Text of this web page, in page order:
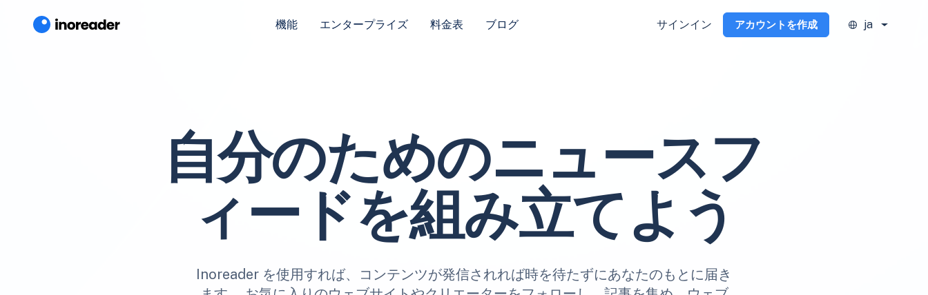
機能 エンタープライズ 料金表 ブログ サインイン アカウントを作成 ja
自分のためのニュースフ
ィードを組み立てよう
Inoreader を使用すれば、コンテンツが発信されれば時を待たずにあなたのもとに届き